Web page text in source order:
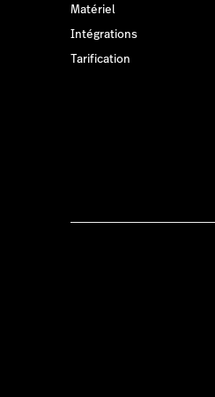
Matériel
Intégrations
Tarification